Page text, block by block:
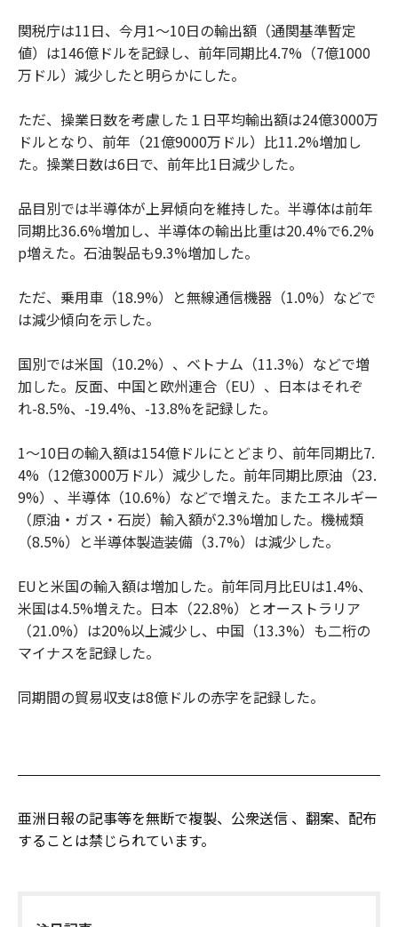
関税庁は11日、今月1～10日の輸出額（通関基準暫定
値）は146億ドルを記録し、前年同期比4.7%（7億1000
万ドル）減少したと明らかにした。
ただ、操業日数を考慮した１日平均輸出額は24億3000万
ドルとなり、前年（21億9000万ドル）比11.2%増加し
た。操業日数は6日で、前年比1日減少した。
品目別では半導体が上昇傾向を維持した。半導体は前年
同期比36.6%増加し、半導体の輸出比重は20.4%で6.2%
p増えた。石油製品も9.3%増加した。
ただ、乗用車（18.9%）と無線通信機器（1.0%）などで
は減少傾向を示した。
国別では米国（10.2%）、ベトナム（11.3%）などで増
加した。反面、中国と欧州連合（EU）、日本はそれぞ
れ-8.5%、-19.4%、-13.8%を記録した。
1～10日の輸入額は154億ドルにとどまり、前年同期比7.
4%（12億3000万ドル）減少した。前年同期比原油（23.
9%）、半導体（10.6%）などで増えた。またエネルギー
（原油・ガス・石炭）輸入額が2.3%増加した。機械類
（8.5%）と半導体製造装備（3.7%）は減少した。
EUと米国の輸入額は増加した。前年同月比EUは1.4%、
米国は4.5%増えた。日本（22.8%）とオーストラリア
（21.0%）は20%以上減少し、中国（13.3%）も二桁の
マイナスを記録した。
同期間の貿易収支は8億ドルの赤字を記録した。
亜洲日報の記事等を無断で複製、公衆送信 、翻案、配布
することは禁じられています。